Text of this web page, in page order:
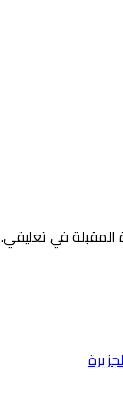
المقبلة في تعليقي.